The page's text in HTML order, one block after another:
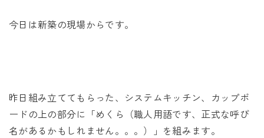
お問い合わせ
今日は新築の現場からです。
昨日組み立ててもらった、システムキッチン、カップボ
ードの上の部分に「めくら（職人用語です、正式な呼び
名があるかもしれません。。。）」を組みます。